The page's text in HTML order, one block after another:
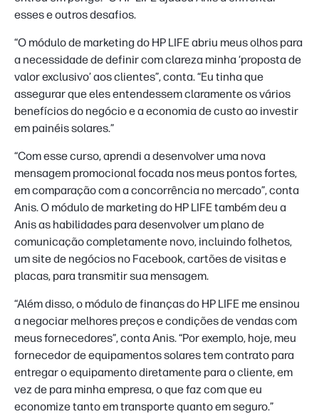
esses e outros desafios.
“O módulo de marketing do HP LIFE abriu meus olhos para
a necessidade de definir com clareza minha ‘proposta de
valor exclusivo’ aos clientes”, conta. “Eu tinha que
assegurar que eles entendessem claramente os vários
benefícios do negócio e a economia de custo ao investir
em painéis solares.”
“Com esse curso, aprendi a desenvolver uma nova
mensagem promocional focada nos meus pontos fortes,
em comparação com a concorrência no mercado”, conta
Anis. O módulo de marketing do HP LIFE também deu a
Anis as habilidades para desenvolver um plano de
comunicação completamente novo, incluindo folhetos,
um site de negócios no Facebook, cartões de visitas e
placas, para transmitir sua mensagem.
“Além disso, o módulo de finanças do HP LIFE me ensinou
a negociar melhores preços e condições de vendas com
meus fornecedores”, conta Anis. “Por exemplo, hoje, meu
fornecedor de equipamentos solares tem contrato para
entregar o equipamento diretamente para o cliente, em
vez de para minha empresa, o que faz com que eu
economize tanto em transporte quanto em seguro.”